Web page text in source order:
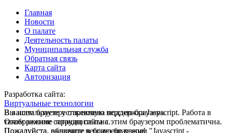
Главная
Новости
О палате
Деятельность палаты
Муниципальная служба
Обратная связь
Карта сайта
Авторизация
Разработка сайта:
Виртуальные технологии
В вашем браузере отключена поддержка Jasvscript. Работа в
таком режиме затруднительна.
Пожалуйста, включите в браузере режим "Javascript -
Вы используете устаревшую версию браузера.
Отображение страниц сайта с этим браузером проблематична.
Пожалуйста, обновите версию браузера!